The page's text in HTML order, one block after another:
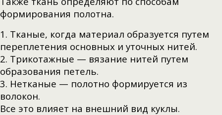
формирования полотна.
1. Тканые, когда материал образуется путем
переплетения основных и уточных нитей.
2. Трикотажные — вязание нитей путем
образования петель.
3. Нетканые — полотно формируется из
волокон.
Все это влияет на внешний вид куклы.